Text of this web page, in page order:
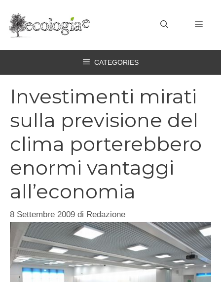
contenuto
CATEGORIES
Investimenti mirati
sulla previsione del
clima porterebbero
enormi vantaggi
all’economia
8 Settembre 2009 di Redazione